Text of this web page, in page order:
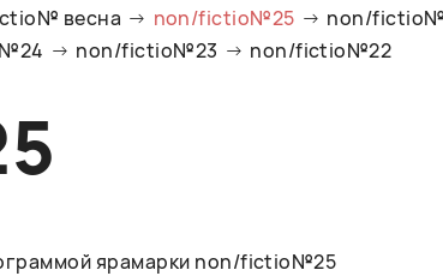
весна non/fictio№25
non/fictio№
non/fictio№23 non/fictio№22
ярамарки non/fictio№25